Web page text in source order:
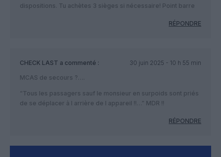
dispositions. Tu achètes 3 sièges si nécessaire! Point barre
RÉPONDRE
CHECK LAST a commenté :
30 juin 2025 - 10 h 55 min
MCAS de secours ?….
“Tous les passagers sauf le monsieur en surpoids sont priés
de se déplacer à l arrière de l appareil !!…” MDR !!
RÉPONDRE